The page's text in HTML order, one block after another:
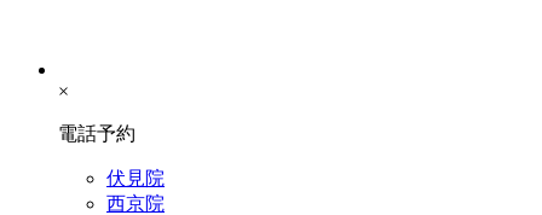
×
電話予約
伏見院
西京院